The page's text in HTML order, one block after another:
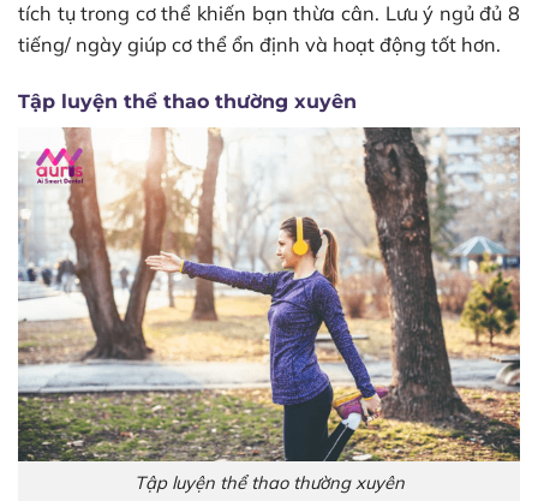
tích tụ trong cơ thể khiến bạn thừa cân. Lưu ý ngủ đủ 8
tiếng/ ngày giúp cơ thể ổn định và hoạt động tốt hơn.
Tập luyện thể thao thường xuyên
Tập luyện thể thao thường xuyên